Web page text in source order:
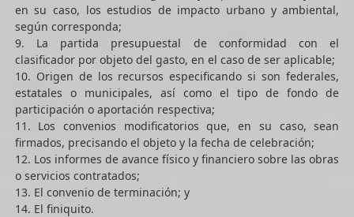
en su caso, los estudios de impacto urbano y ambiental,
según corresponda;
9. La partida presupuestal de conformidad con el
clasificador por objeto del gasto, en el caso de ser aplicable;
10. Origen de los recursos especificando si son federales,
estatales o municipales, así como el tipo de fondo de
participación o aportación respectiva;
11. Los convenios modificatorios que, en su caso, sean
firmados, precisando el objeto y la fecha de celebración;
12. Los informes de avance físico y financiero sobre las obras
o servicios contratados;
13. El convenio de terminación; y
14. El finiquito.